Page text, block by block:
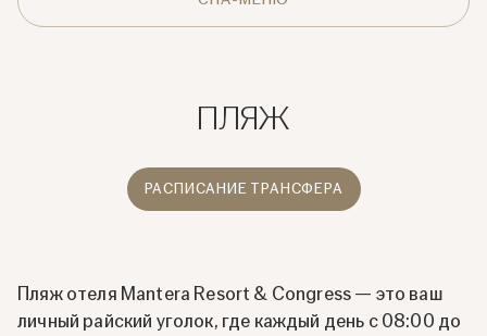
ПЛЯЖ
РАСПИСАНИЕ ТРАНСФЕРА
Пляж отеля Mantera Resort & Congress — это ваш
личный райский уголок, где каждый день с 08:00 до